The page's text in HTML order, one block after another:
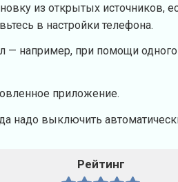
из открытых источников,
в настройки телефона.
— например, при помощи
приложение.
надо выключить
Рейтинг